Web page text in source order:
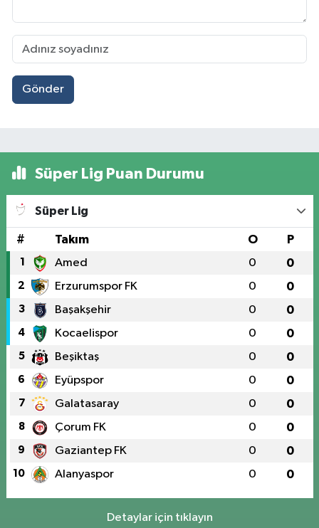
Gönder
Süper Lig Puan Durumu
Süper Lig
# Takım O P
1 Amed 0 0
2 Erzurumspor FK 0 0
3 Başakşehir 0 0
4 Kocaelispor 0 0
5 Beşiktaş 0 0
6 Eyüpspor 0 0
7 Galatasaray 0 0
8 Çorum FK 0 0
9 Gaziantep FK 0 0
10 Alanyaspor 0 0
Detaylar için tıklayın